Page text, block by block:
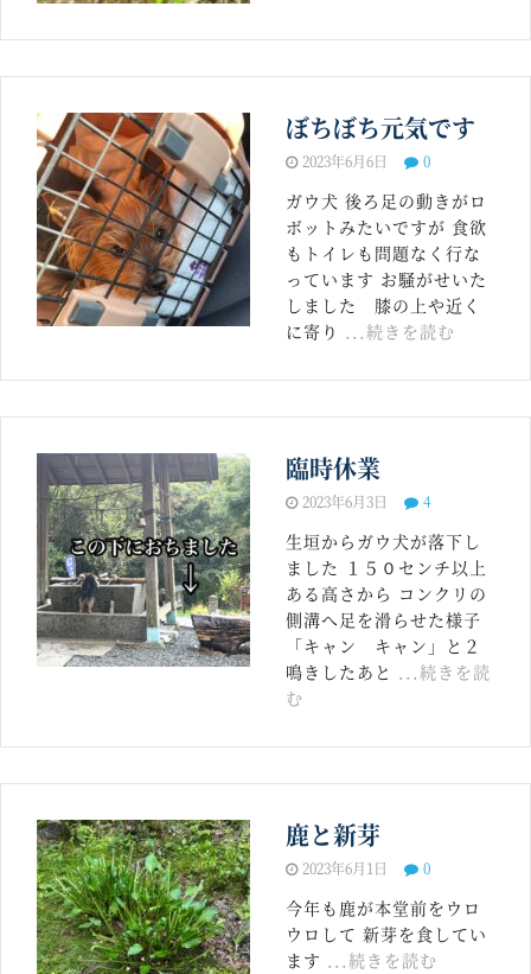
ぼちぼち元気です
2023年6月6日 0
ガウ犬 後ろ足の動きがロ
ボットみたいですが 食欲
もトイレも問題なく行な
っています お騒がせいた
しました 膝の上や近く
に寄り ...続きを読む
臨時休業
2023年6月3日 4
生垣からガウ犬が落下し
ました １５０センチ以上
ある高さから コンクリの
側溝へ足を滑らせた様子
「キャン キャン」と２
鳴きしたあと ...続きを読
む
鹿と新芽
2023年6月1日 0
今年も鹿が本堂前をウロ
ウロして 新芽を食してい
ます ...続きを読む